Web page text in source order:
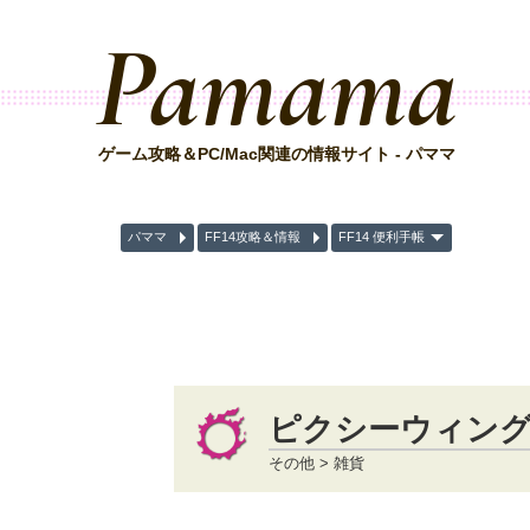
Pamama
ゲーム攻略＆PC/Mac関連の情報サイト - パママ
パママ FF14攻略＆情報 FF14 便利手帳
ピクシーウィン
その他 > 雑貨